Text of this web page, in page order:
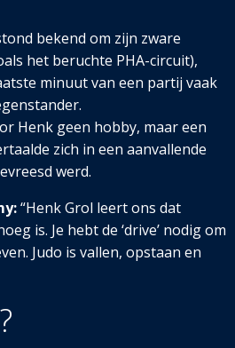
bekend om zijn zware
het beruchte PHA-circuit),
minuut van een partij vaak
Henk geen hobby, maar een
zich in een aanvallende
werd.
“Henk Grol leert ons dat
is. Je hebt de ‘drive’ nodig om
Judo is vallen, opstaan en